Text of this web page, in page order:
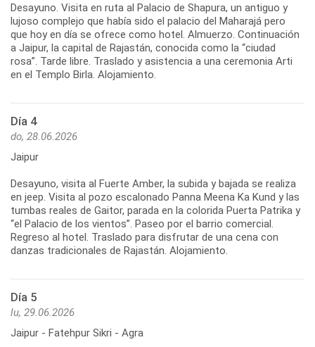
Desayuno. Visita en ruta al Palacio de Shapura, un antiguo y
lujoso complejo que había sido el palacio del Maharajá pero
que hoy en día se ofrece como hotel. Almuerzo. Continuación
a Jaipur, la capital de Rajastán, conocida como la “ciudad
rosa”. Tarde libre. Traslado y asistencia a una ceremonia Arti
en el Templo Birla. Alojamiento.
Día 4
do, 28.06.2026
Jaipur
Desayuno, visita al Fuerte Amber, la subida y bajada se realiza
en jeep. Visita al pozo escalonado Panna Meena Ka Kund y las
tumbas reales de Gaitor, parada en la colorida Puerta Patrika y
“el Palacio de los vientos”. Paseo por el barrio comercial.
Regreso al hotel. Traslado para disfrutar de una cena con
danzas tradicionales de Rajastán. Alojamiento.
Día 5
lu, 29.06.2026
Jaipur - Fatehpur Sikri - Agra